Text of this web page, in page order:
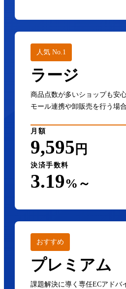
人気 No.1
ラージ
商品点数が多いショップも安
モール連携や卸販売を行う場
月額
9,595 円
決済手数料
3.19%～
おすすめ
プレミアム
課題解決に導く専任ECアドバ